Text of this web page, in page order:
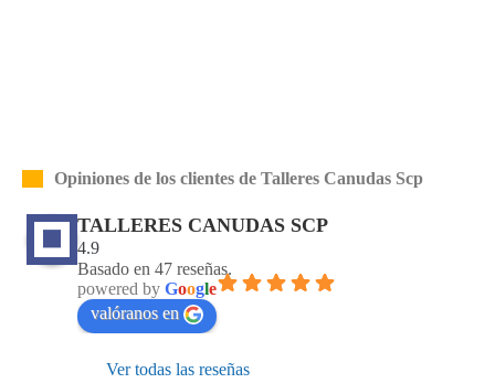
Opiniones de los clientes de Talleres Canudas Scp
TALLERES CANUDAS SCP
4.9
Basado en 47 reseñas.
powered by Google
valóranos en
Ver todas las reseñas